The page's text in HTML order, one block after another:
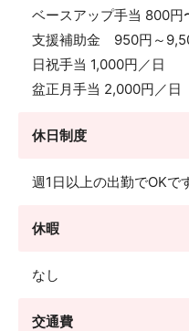
ベースアップ手当 800円
支援補助金 950円～
日祝手当 1,000円／日
盆正月手当 2,000円／日
休日制度
週1日以上の出勤でOKで
休暇
なし
交通費